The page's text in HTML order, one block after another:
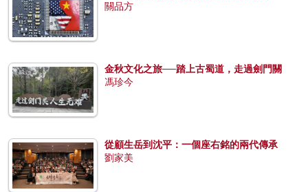
關品方
金秋文化之旅──踏上古蜀道，走過劍門關
馮珍今
從顧生岳到沈平：一個座右銘的兩代傳承
劉家美